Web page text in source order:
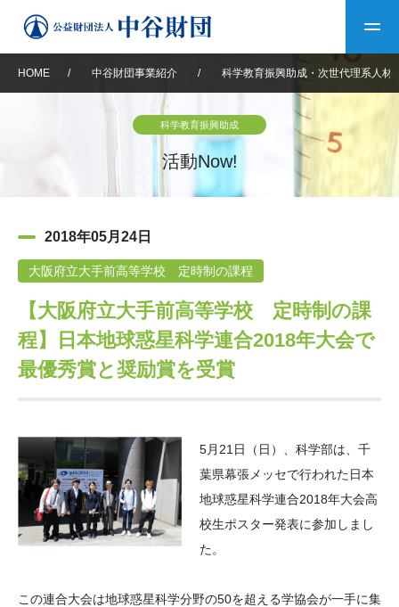
中谷財団について
設立趣意書 財団概要
沿革 40年史デジタルブック
中谷財団40年史
40年史別冊
年報一覧 中谷財団レポート
中谷財団事業紹介 中谷賞
神戸賞 長期大型研究助成
研究助成 交流助成
ム
科学教育振興助成・
次世代理系人材育成プ
ログラム助成
中谷財団動画紹介
その他情報
その他情報
個人情報保護に関する
アクセス よくあるご質問
サイトマップ 中谷財団アーカイブ
お問い合わせ
日本語 English マイページ
HOME / 中谷財団事業紹介 / 科学教育振興助成・次世代理系人材
科学教育振興助成
活動Now!
2018年05月24日
大阪府立大手前高等学校 定時制の課程
【大阪府立大手前高等学校 定時制の課
程】日本地球惑星科学連合2018年大会で
最優秀賞と奨励賞を受賞
5月 21 日（日）、科学部は、千
葉県幕張メッセで行われた日本
地球惑星科学連合2018年大会高
校生ポスター発表に参加しまし
た。
この連合大会は地球惑星科学分野の50を超える学協会が一手に集